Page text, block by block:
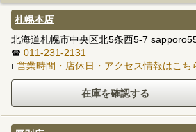
札幌本店
北海道札幌市中央区北5条西5-7
☎ 011-231-2131
ℹ 営業時間・店休日・アクセス情報はこち